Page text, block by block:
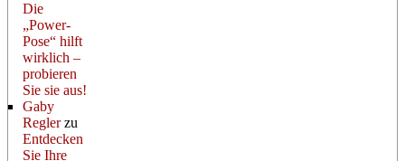
Die
„Power-
Pose“ hilft
wirklich –
probieren
Sie sie aus!
Gaby
Reglerzu
Entdecken
Sie Ihre